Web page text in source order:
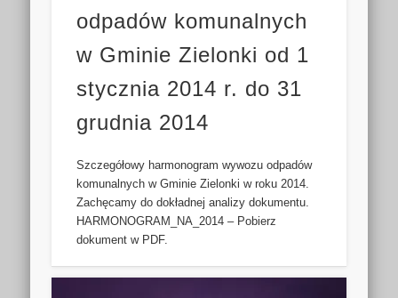
odpadów komunalnych
w Gminie Zielonki od 1
stycznia 2014 r. do 31
grudnia 2014
Szczegółowy harmonogram wywozu odpadów
komunalnych w Gminie Zielonki w roku 2014.
Zachęcamy do dokładnej analizy dokumentu.
HARMONOGRAM_NA_2014 – Pobierz
dokument w PDF.